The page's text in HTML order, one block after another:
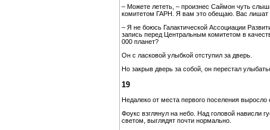
– Можете лететь, – произнес Саймон чуть
комитетом ГАРН. Я вам это обещаю. Вас лишат
– Я не боюсь Галактической Ассоциации
запись перед Центральным комитетом в
000 планет?
Он с ласковой улыбкой отступил за дверь.
Но закрыв дверь за собой, он перестал
19
Недалеко от места первого поселения
Фоукс взглянул на небо. Над головой нависли
светом, выглядят почти нормально.